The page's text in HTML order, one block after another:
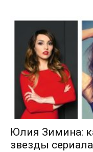
Юлия Зимина:
звезды